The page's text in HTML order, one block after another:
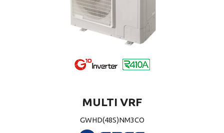
MULTI VRF
GWHD(48S)NM3CO